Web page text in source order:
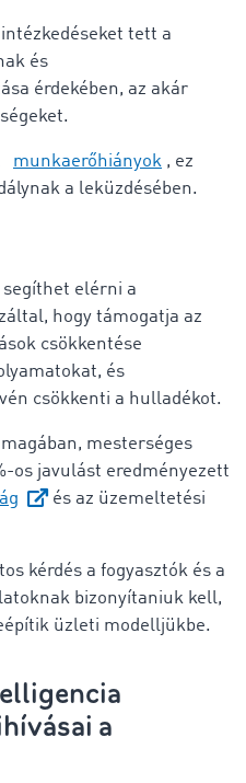
intézkedéseket tett a
és
érdekében, az akár
munkaerőhiányok , ez
a leküzdésében.
elérni a
hogy támogatja az
csökkentése
és
csökkenti a hulladékot.
mesterséges
os javulást eredményezett
és az üzemeltetési
kérdés a fogyasztók és a
bizonyítaniuk kell,
üzleti modelljükbe.
a